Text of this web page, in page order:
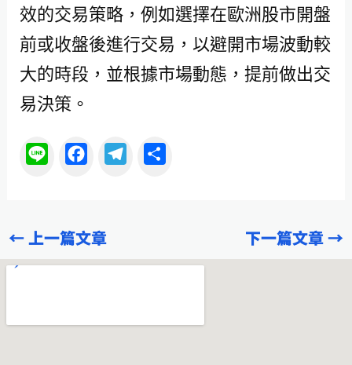
效的交易策略，例如選擇在歐洲股市開盤
前或收盤後進行交易，以避開市場波動較
大的時段，並根據市場動態，提前做出交
易決策。
b
o
r
←上一篇文章 下一篇文章→